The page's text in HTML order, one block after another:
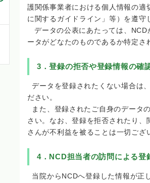
護関係事業者における個人情報の適
に関するガイドライン」等）を遵守
データの公表にあたっては、NCD
ータがどなたのものであるか特定さ
3．登録の拒否や登録情報の確
データを登録されたくない場合は
ださい。
また、登録されたご自身のデータ
さい。なお、登録を拒否されたり
さんが不利益を被ることは一切ござ
4．NCD担当者の訪問による登
当院からNCDへ登録した情報が正